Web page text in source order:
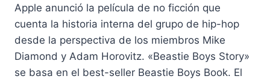
Apple anunció la película de no ficción que
cuenta la historia interna del grupo de hip-hop
desde la perspectiva de los miembros Mike
Diamond y Adam Horovitz. «Beastie Boys Story»
se basa en el best-seller Beastie Boys Book. El